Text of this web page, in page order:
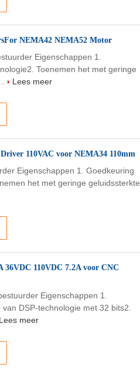
NEMA42 NEMA52 Motor
Eigenschappen 1.
Toenemen het met geringe
Lees meer
110VAC voor NEMA34 110mm
Eigenschappen 1. Goedkeuring
het met geringe geluidssterkte,
36VDC 110VDC 7.2A voor CNC
Eigenschappen 1.
DSP-technologie met 32 bits2.
Lees meer